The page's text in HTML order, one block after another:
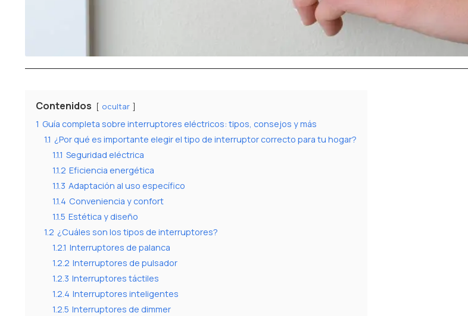
Contenidos ocultar
1 Guía completa sobre interruptores eléctricos: tipos, consejos y más
1.1 ¿Por qué es importante elegir el tipo de interruptor correcto para tu hogar?
1.1.1 Seguridad eléctrica
1.1.2 Eficiencia energética
1.1.3 Adaptación al uso específico
1.1.4 Conveniencia y confort
1.1.5 Estética y diseño
1.2 ¿Cuáles son los tipos de interruptores?
1.2.1 Interruptores de palanca
1.2.2 Interruptores de pulsador
1.2.3 Interruptores táctiles
1.2.4 Interruptores inteligentes
1.2.5 Interruptores de dimmer